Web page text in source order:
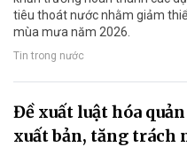
tiêu thoát nước nhằm giảm
mùa mưa năm 2026.
Tin trong nước
Đề xuất luật hóa
xuất bản, tăng trách